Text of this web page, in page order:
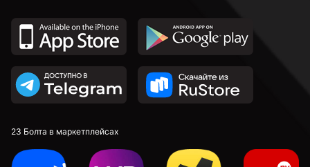
23 Болта в маркетплейсах